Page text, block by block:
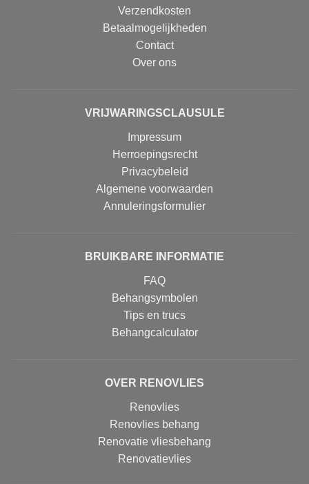
Verzendkosten
Betaalmogelijkheden
Contact
Over ons
VRIJWARINGSCLAUSULE
Impressum
Herroepingsrecht
Privacybeleid
Algemene voorwaarden
Annuleringsformulier
BRUIKBARE INFORMATIE
FAQ
Behangsymbolen
Tips en trucs
Behangcalculator
OVER RENOVLIES
Renovlies
Renovlies behang
Renovatie vliesbehang
Renovatievlies